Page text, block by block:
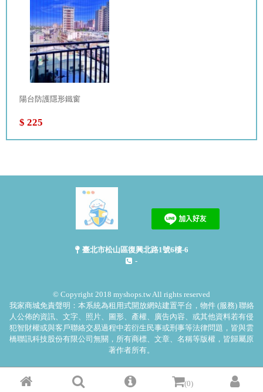
(0)
陽台防護隱形鐵窗
$ 225
臺北市松山區復興北路1號6樓-6
-
© Copyright 2018 myshops.tw All rights reserved
我家商城免責聲明：本系統為租用式開放網站建置平台，物件 (服務) 聯絡
人公佈的資訊、文字、照片、圖形、產權、廣告內容、或其他資料若有侵
犯智財權或與客戶聯絡交易過程中若衍生民事或刑事等法律問題，皆與雲
橋聯訊科技股份有限公司無關，所有商標、文章、名稱等版權，皆歸屬原
著作者所有。